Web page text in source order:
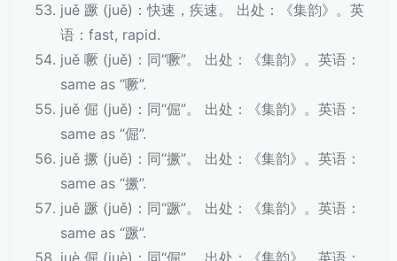
juě 蹶 (juě)：快速，疾速。 出处：《集韵》。英
语：fast, rapid.
juě 噘 (juě)：同“噘”。 出处：《集韵》。英语：
same as “噘”.
juě 倔 (juě)：同“倔”。 出处：《集韵》。英语：
same as “倔”.
juě 撅 (juě)：同“撅”。 出处：《集韵》。英语：
same as “撅”.
juě 蹶 (juě)：同“蹶”。 出处：《集韵》。英语：
same as “蹶”.
juè 倔 (juè)：同“倔”。 出处：《集韵》。英语：